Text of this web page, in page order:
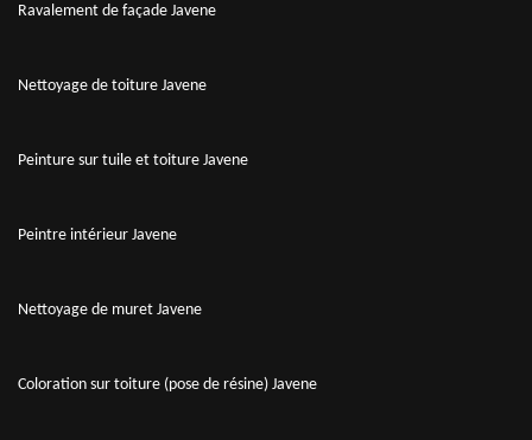
Ravalement de façade Javene
Nettoyage de toiture Javene
Peinture sur tuile et toiture Javene
Peintre intérieur Javene
Nettoyage de muret Javene
Coloration sur toiture (pose de résine) Javene